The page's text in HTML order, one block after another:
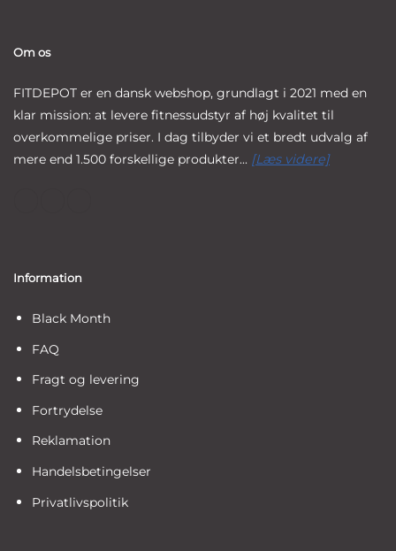
Om os
FITDEPOT er en dansk webshop, grundlagt i 2021 med en
klar mission: at levere fitnessudstyr af høj kvalitet til
overkommelige priser. I dag tilbyder vi et bredt udvalg af
mere end 1.500 forskellige produkter... [Læs videre]
Information
Black Month
FAQ
Fragt og levering
Fortrydelse
Reklamation
Handelsbetingelser
Privatlivspolitik